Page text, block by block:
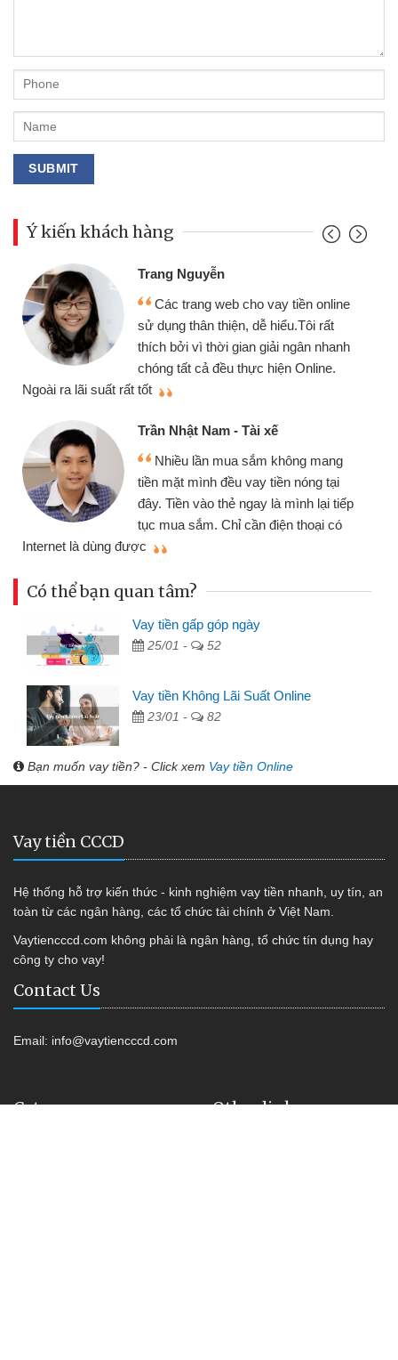
Ý kiến khách hàng
Trang Nguyễn
Các trang web cho vay tiền online
sử dụng thân thiện, dễ hiểu.Tôi rất
thích bởi vì thời gian giải ngân nhanh
chóng tất cả đều thực hiện Online.
Ngoài ra lãi suất rất tốt
Trần Nhật Nam - Tài xế
Nhiều lần mua sắm không mang
tiền mặt mình đều vay tiền nóng tại
đây. Tiền vào thẻ ngay là mình lại tiếp
tục mua sắm. Chỉ cần điện thoại có
Internet là dùng được
Có thể bạn quan tâm?
Vay tiền gấp góp ngày
25/01 - 52
Vay tiền Không Lãi Suất Online
23/01 - 82
Bạn muốn vay tiền? - Click xem Vay tiền Online
Vay tiền CCCD
Hệ thống hỗ trợ kiến thức - kinh nghiệm vay tiền nhanh, uy tín, an
toàn từ các ngân hàng, các tổ chức tài chính ở Việt Nam.
Vaytiencccd.com không phải là ngân hàng, tổ chức tín dụng hay
công ty cho vay!
Contact Us
Email: info@vaytiencccd.com
Category Other link